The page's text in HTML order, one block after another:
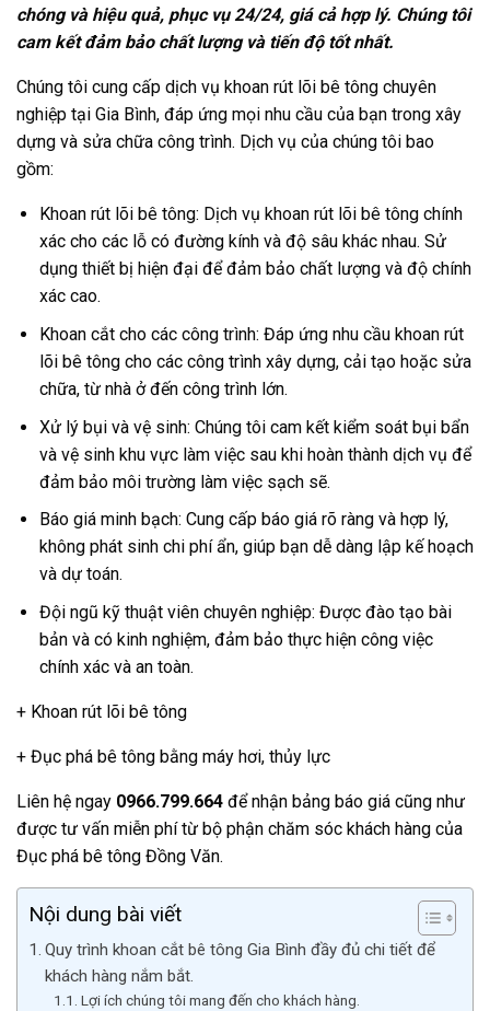
chóng và hiệu quả, phục vụ 24/24, giá cả hợp lý. Chúng tôi
cam kết đảm bảo chất lượng và tiến độ tốt nhất.
Chúng tôi cung cấp dịch vụ khoan rút lõi bê tông chuyên
nghiệp tại Gia Bình, đáp ứng mọi nhu cầu của bạn trong xây
dựng và sửa chữa công trình. Dịch vụ của chúng tôi bao
gồm:
Khoan rút lõi bê tông: Dịch vụ khoan rút lõi bê tông chính
xác cho các lỗ có đường kính và độ sâu khác nhau. Sử
dụng thiết bị hiện đại để đảm bảo chất lượng và độ chính
xác cao.
Khoan cắt cho các công trình: Đáp ứng nhu cầu khoan rút
lõi bê tông cho các công trình xây dựng, cải tạo hoặc sửa
chữa, từ nhà ở đến công trình lớn.
Xử lý bụi và vệ sinh: Chúng tôi cam kết kiểm soát bụi bẩn
và vệ sinh khu vực làm việc sau khi hoàn thành dịch vụ để
đảm bảo môi trường làm việc sạch sẽ.
Báo giá minh bạch: Cung cấp báo giá rõ ràng và hợp lý,
không phát sinh chi phí ẩn, giúp bạn dễ dàng lập kế hoạch
và dự toán.
Đội ngũ kỹ thuật viên chuyên nghiệp: Được đào tạo bài
bản và có kinh nghiệm, đảm bảo thực hiện công việc
chính xác và an toàn.
+ Khoan rút lõi bê tông
+ Đục phá bê tông bằng máy hơi, thủy lực
Liên hệ ngay 0966.799.664 để nhận bảng báo giá cũng như
được tư vấn miễn phí từ bộ phận chăm sóc khách hàng của
Đục phá bê tông Đồng Văn.
Nội dung bài viết
Quy trình khoan cắt bê tông Gia Bình đầy đủ chi tiết để
khách hàng nắm bắt.
Lợi ích chúng tôi mang đến cho khách hàng.